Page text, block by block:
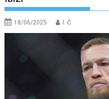
18/06/2025 I. Ć.